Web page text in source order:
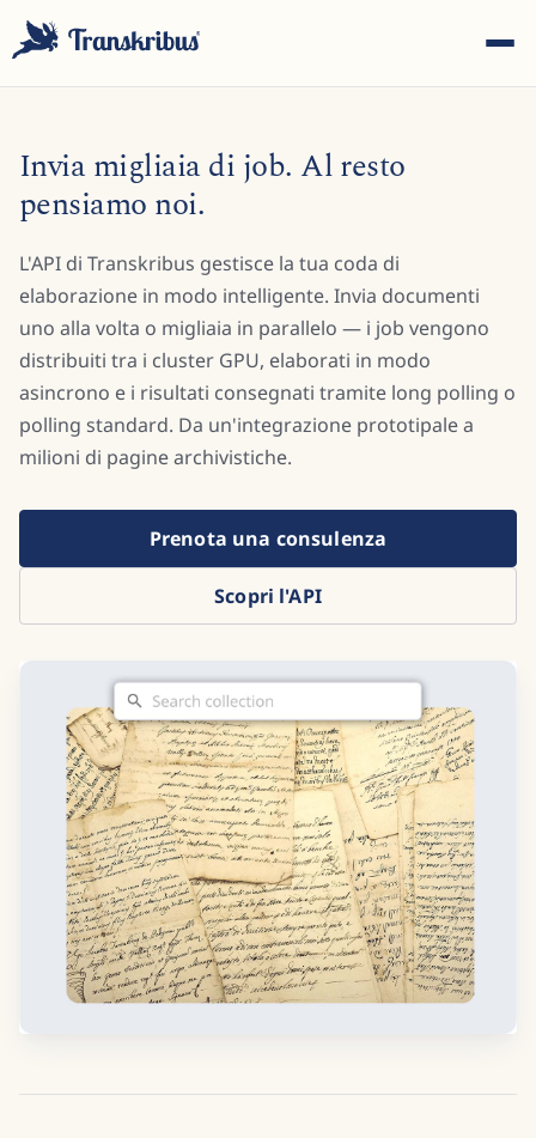
Inizia a digitare per cercare tra modelli, sites e articoli del
blog...
Invia migliaia di job. Al resto
pensiamo noi.
L'API di Transkribus gestisce la tua coda di
elaborazione in modo intelligente. Invia documenti
uno alla volta o migliaia in parallelo — i job vengono
distribuiti tra i cluster GPU, elaborati in modo
asincrono e i risultati consegnati tramite long polling o
polling standard. Da un'integrazione prototipale a
milioni di pagine archivistiche.
Prenota una consulenza
Scopri l'API